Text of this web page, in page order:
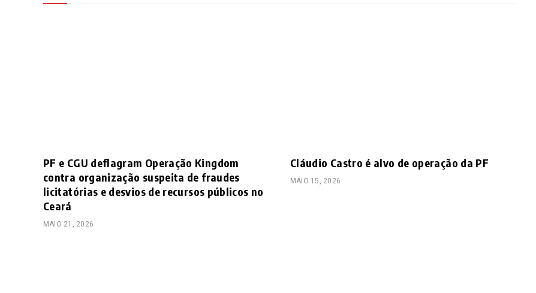
PF e CGU deflagram Operação Kingdom
contra organização suspeita de fraudes
licitatórias e desvios de recursos públicos no
Ceará
MAIO 21, 2026
Cláudio Castro é alvo de operação da PF
MAIO 15, 2026